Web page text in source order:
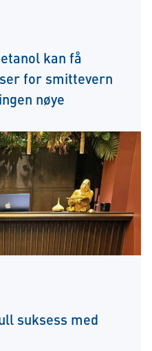
kan få
for smittevern
nøye
suksess med